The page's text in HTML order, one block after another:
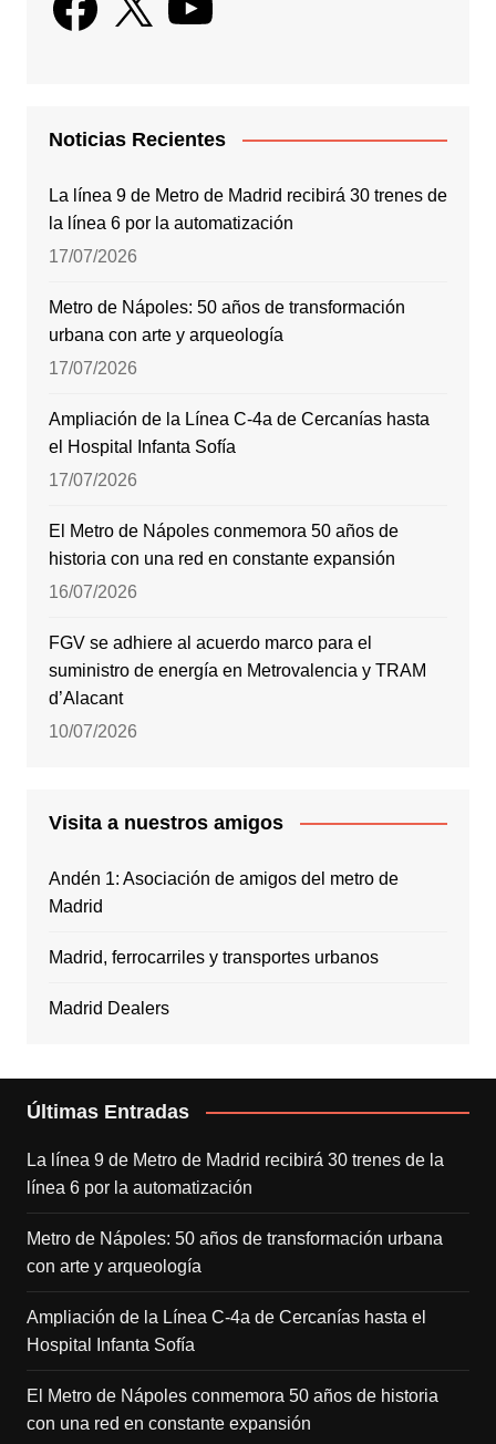
Noticias Recientes
La línea 9 de Metro de Madrid recibirá 30 trenes de
la línea 6 por la automatización
17/07/2026
Metro de Nápoles: 50 años de transformación
urbana con arte y arqueología
17/07/2026
Ampliación de la Línea C-4a de Cercanías hasta
el Hospital Infanta Sofía
17/07/2026
El Metro de Nápoles conmemora 50 años de
historia con una red en constante expansión
16/07/2026
FGV se adhiere al acuerdo marco para el
suministro de energía en Metrovalencia y TRAM
d’Alacant
10/07/2026
Visita a nuestros amigos
Andén 1: Asociación de amigos del metro de
Madrid
Madrid, ferrocarriles y transportes urbanos
Madrid Dealers
Últimas Entradas
La línea 9 de Metro de Madrid recibirá 30 trenes de la
línea 6 por la automatización
Metro de Nápoles: 50 años de transformación urbana
con arte y arqueología
Ampliación de la Línea C-4a de Cercanías hasta el
Hospital Infanta Sofía
El Metro de Nápoles conmemora 50 años de historia
con una red en constante expansión